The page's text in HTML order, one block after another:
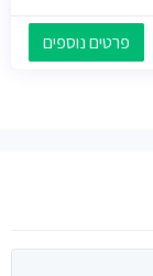
פרטים נוספים